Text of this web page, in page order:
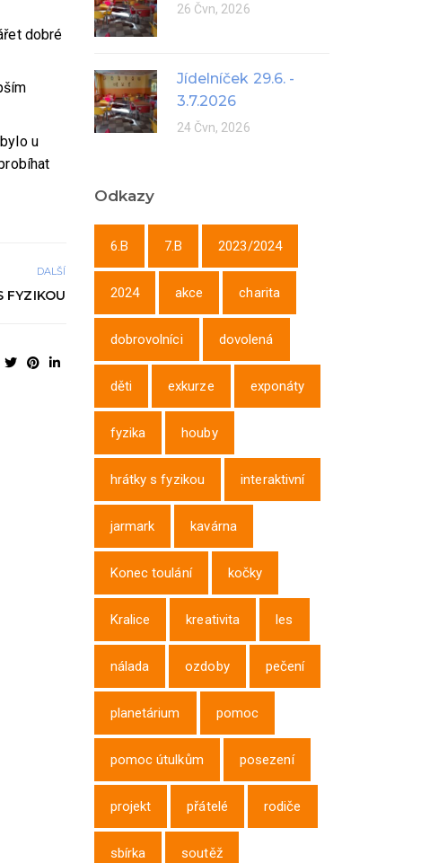
dobré
u
DALŠÍ
FYZIKOU
26 Čvn, 2026
Jídelníček 29.6. -
3.7.2026
24 Čvn, 2026
Odkazy
6.B 7.B 2023/2024
2024 akce charita
dobrovolníci dovolená
děti exkurze exponáty
fyzika houby
hrátky s fyzikou interaktivní
jarmark kavárna
Konec toulání kočky
Kralice kreativita les
nálada ozdoby pečení
planetárium pomoc
pomoc útulkům posezení
projekt přátelé rodiče
sbírka soutěž